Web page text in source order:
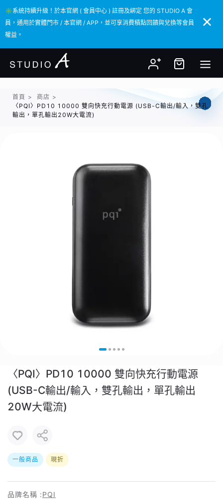
✳️系統持續升級！於本官網 ( 會員中心 ) 註冊及綁定 您的 STUDIO A 會
員，通用於實體門市 / 本官網 / APP，並可享消費積點回饋與兌換等會員
權益。
✳️系統持續升級！於本官網 ( 會員中心 ) 註冊及綁定 您的 STUDIO A 會
員，通用於實體門市 / 本官網 / APP，並可享消費積點回饋與兌換等會員
權益。
首頁 > 商店 >
〈PQI〉PD10 10000 雙向快充行動電源 (USB-C輸出/輸入，雙孔
輸出，單孔輸出20W大電流)
〈PQI〉PD10 10000 雙向快充行動電源
(USB-C輸出/輸入，雙孔輸出，單孔輸出
20W大電流)
一般商品 現折
品牌名稱 :PQI